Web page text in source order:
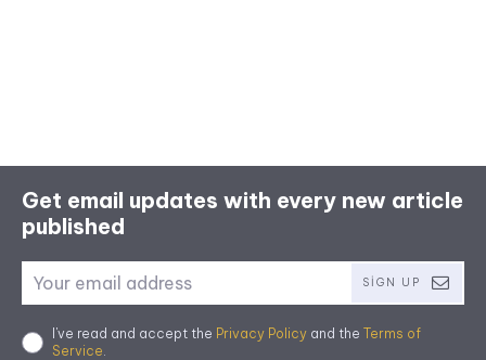
Get email updates with every new article
published
SIGN UP
I've read and accept the Privacy Policy and the Terms of
Service